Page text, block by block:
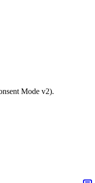
Mode v2).